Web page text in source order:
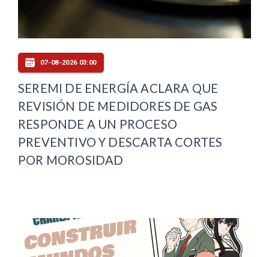
07-08-2026 03:00
SEREMI DE ENERGÍA ACLARA QUE
REVISIÓN DE MEDIDORES DE GAS
RESPONDE A UN PROCESO
PREVENTIVO Y DESCARTA CORTES
POR MOROSIDAD